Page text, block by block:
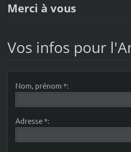
Merci à vous
Vos infos pour
Nom, prénom *:
Adresse *: